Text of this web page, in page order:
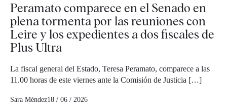
Peramato comparece en el Senado en
plena tormenta por las reuniones con
Leire y los expedientes a dos fiscales de
Plus Ultra
La fiscal general del Estado, Teresa Peramato, comparece a las
11.00 horas de este viernes ante la Comisión de Justicia […]
Sara Méndez18 / 06 / 2026